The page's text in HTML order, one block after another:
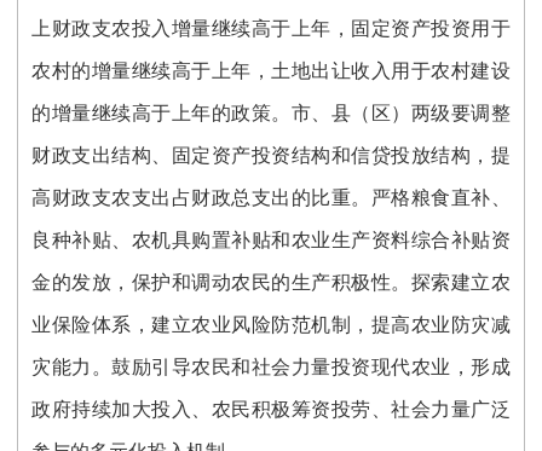
上财政支农投入增量继续高于上年，固定资产投资用于
农村的增量继续高于上年，土地出让收入用于农村建设
的增量继续高于上年的政策。市、县（区）两级要调整
财政支出结构、固定资产投资结构和信贷投放结构，提
高财政支农支出占财政总支出的比重。严格粮食直补、
良种补贴、农机具购置补贴和农业生产资料综合补贴资
金的发放，保护和调动农民的生产积极性。探索建立农
业保险体系，建立农业风险防范机制，提高农业防灾减
灾能力。鼓励引导农民和社会力量投资现代农业，形成
政府持续加大投入、农民积极筹资投劳、社会力量广泛